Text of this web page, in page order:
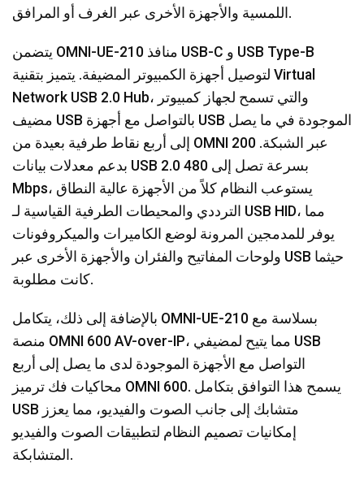
اللمسية والأجهزة الأخرى عبر الغرف أو المرافق.
يتضمن OMNI-UE-210 منافذ USB-C و USB Type-B
لتوصيل أجهزة الكمبيوتر المضيفة. يتميز بتقنية Virtual
Network USB 2.0 Hub، والتي تسمح لجهاز كمبيوتر
مضيف USB بالتواصل مع أجهزة USB الموجودة في ما يصل
إلى أربع نقاط طرفية بعيدة من OMNI 200 عبر الشبكة.
بدعم معدلات بيانات USB 2.0 بسرعة تصل إلى 480
Mbps، يستوعب النظام كلاً من الأجهزة عالية النطاق
الترددي والمحيطات الطرفية القياسية لـ USB HID، مما
يوفر للمدمجين المرونة لوضع الكاميرات والميكروفونات
ولوحات المفاتيح والفئران والأجهزة الأخرى عبر USB حيثما
كانت مطلوبة.
بالإضافة إلى ذلك، يتكامل OMNI-UE-210 بسلاسة مع
منصة OMNI 600 AV-over-IP، مما يتيح لمضيفي USB
التواصل مع الأجهزة الموجودة لدى ما يصل إلى أربع
محاكيات فك ترميز OMNI 600. يسمح هذا التوافق بتكامل
USB متشابك إلى جانب الصوت والفيديو، مما يعزز
إمكانيات تصميم النظام لتطبيقات الصوت والفيديو
المتشابكة.